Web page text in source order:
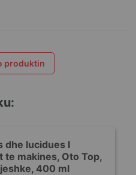
produktin
dhe lucidues I
te makines, Oto Top,
400 ml